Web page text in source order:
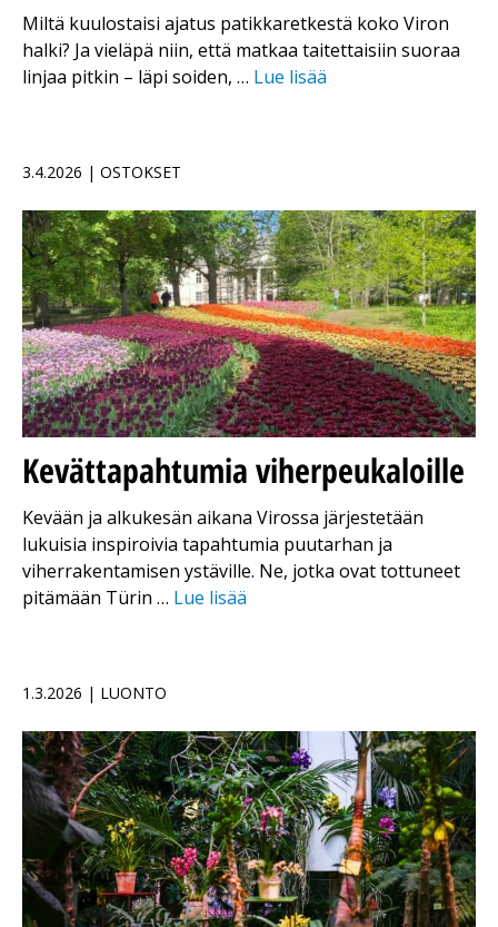
Miltä kuulostaisi ajatus patikkaretkestä koko Viron
halki? Ja vieläpä niin, että matkaa taitettaisiin suoraa
linjaa pitkin – läpi soiden, … Lue lisää
3.4.2026 | OSTOKSET
Kevättapahtumia viherpeukaloille
Kevään ja alkukesän aikana Virossa järjestetään
lukuisia inspiroivia tapahtumia puutarhan ja
viherrakentamisen ystäville. Ne, jotka ovat tottuneet
pitämään Türin … Lue lisää
1.3.2026 | LUONTO